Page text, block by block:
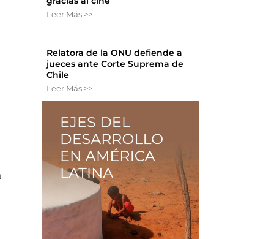
Leer Más >>
Relatora de la ONU defiende a
jueces ante Corte Suprema de
Chile
Leer Más >>